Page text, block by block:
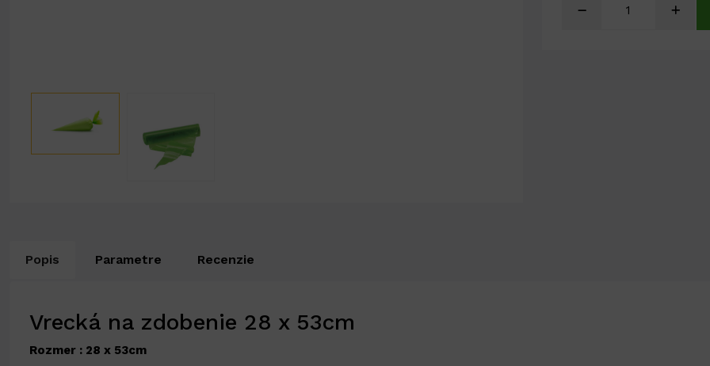
Popis Parametre Recenzie
Vrecká na zdobenie 28 x 53cm
Rozmer : 28 x 53cm